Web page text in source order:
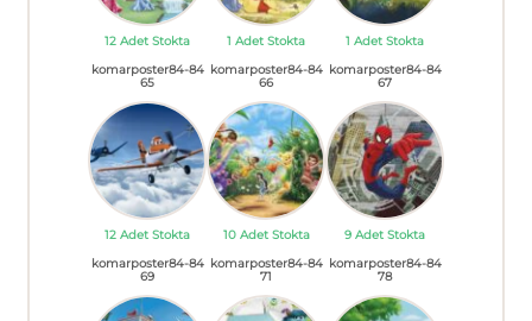
12 Adet Stokta 1 Adet Stokta
1 Adet Stokta
komarposter84-84
65
12 Adet Stokta
komarposter84-84
66
10 Adet Stokta
komarposter84-84
67
9 Adet Stokta
komarposter84-84
69
komarposter84-84
71
komarposter84-84
78